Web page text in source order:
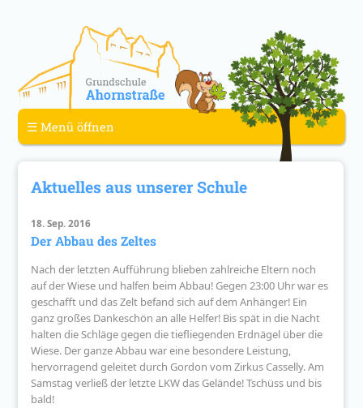
☰ Menü öffnen
Aktuelles aus unserer Schule
18. Sep. 2016
Der Abbau des Zeltes
Nach der letzten Aufführung blieben zahlreiche Eltern noch
auf der Wiese und halfen beim Abbau! Gegen 23:00 Uhr war es
geschafft und das Zelt befand sich auf dem Anhänger! Ein
ganz großes Dankeschön an alle Helfer! Bis spät in die Nacht
halten die Schläge gegen die tiefliegenden Erdnägel über die
Wiese. Der ganze Abbau war eine besondere Leistung,
hervorragend geleitet durch Gordon vom Zirkus Casselly. Am
Samstag verließ der letzte LKW das Gelände! Tschüss und bis
bald!